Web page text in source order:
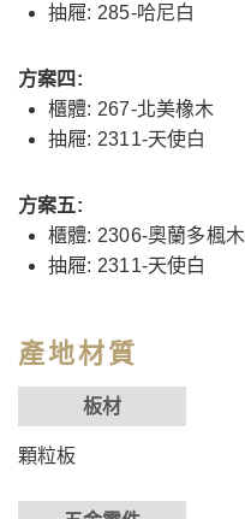
抽屜: 285-哈尼白
方案四:
櫃體: 267-北美橡木
抽屜: 2311-天使白
方案五:
櫃體: 2306-奧蘭多楓木
抽屜: 2311-天使白
產地材質
板材
顆粒板